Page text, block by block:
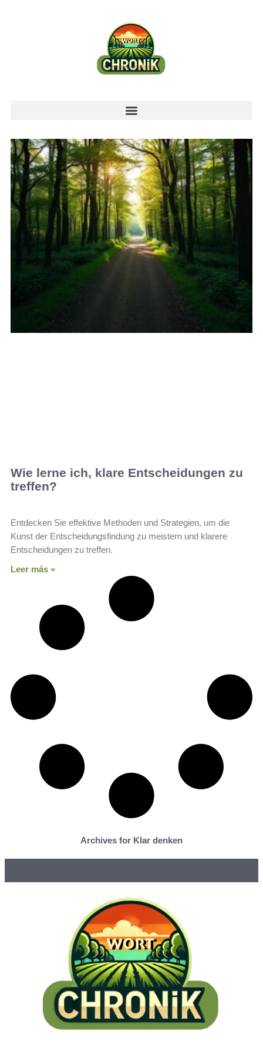
Wie lerne ich, klare Entscheidungen zu
treffen?
Entdecken Sie effektive Methoden und Strategien, um die
Kunst der Entscheidungsfindung zu meistern und klarere
Entscheidungen zu treffen.
Leer más »
Archives for Klar denken